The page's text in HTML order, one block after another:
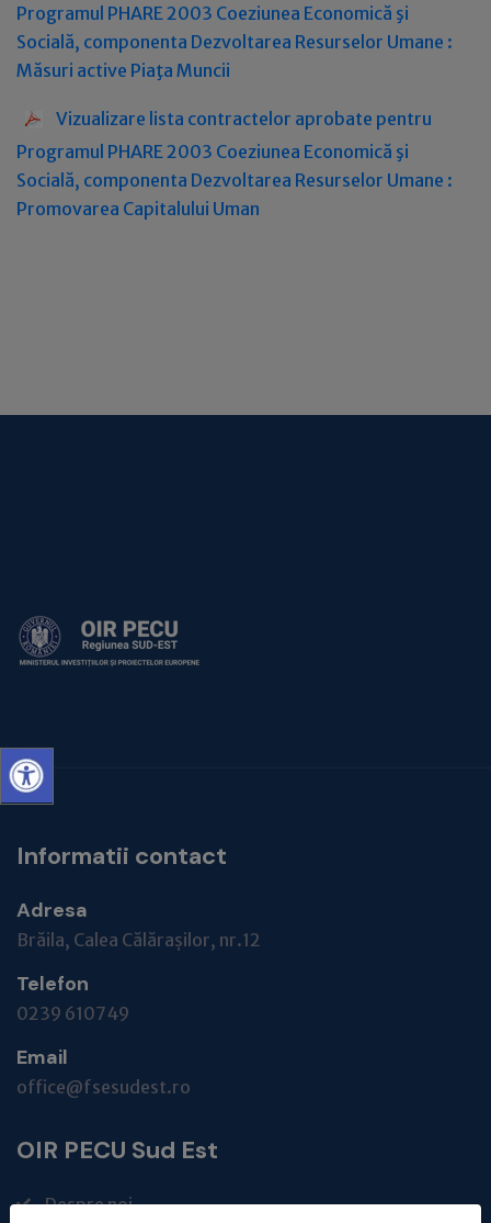
Programul PHARE 2003 Coeziunea Economică şi
Socială, componenta Dezvoltarea Resurselor Umane :
Măsuri active Piaţa Muncii
Vizualizare lista contractelor aprobate pentru
Programul PHARE 2003 Coeziunea Economică şi
Socială, componenta Dezvoltarea Resurselor Umane :
Promovarea Capitalului Uman
Informatii contact
Adresa
Brăila, Calea Călărașilor, nr.12
Telefon
0239 610749
Email
office@fsesudest.ro
OIR PECU Sud Est
Despre noi